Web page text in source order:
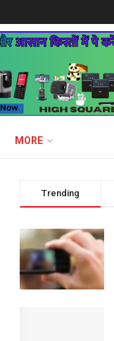
MORE
Trending